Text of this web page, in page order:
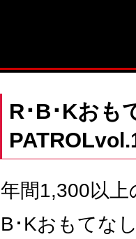
R･B･Kおも
PATROL
年間1,300以
B･Kおもてな